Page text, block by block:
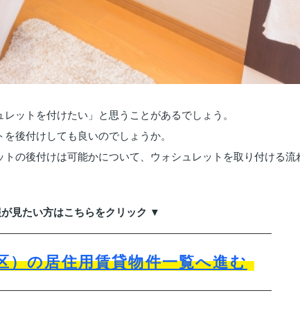
ットを付けたい」と思うことがあるでしょう。
後付けしても良いのでしょうか。
の後付けは可能かについて、ウォシュレットを取り付ける流
見たい方はこちらをクリック ▼
）の居住用賃貸物件一覧へ進む